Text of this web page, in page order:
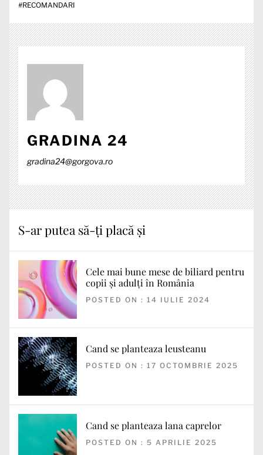
#RECOMANDARI
GRADINA 24
gradina24@gorgova.ro
S-ar putea să-ți placă și
Cele mai bune mese de biliard pentru
copii și adulți în România
POSTED ON : 14 IULIE 2024
Cand se planteaza leusteanu
POSTED ON : 17 OCTOMBRIE 2025
Cand se planteaza lana caprelor
POSTED ON : 5 APRILIE 2025